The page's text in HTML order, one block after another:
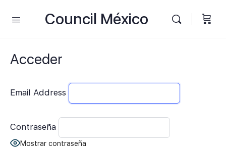
Council México
Acceder
Email Address
Contraseña
Mostrar contraseña